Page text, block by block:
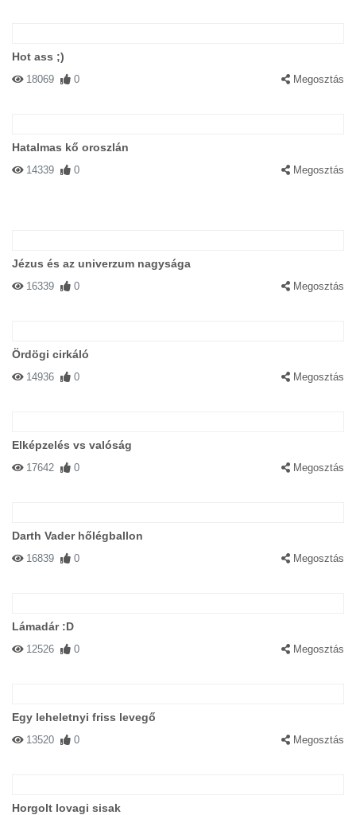
Hot ass ;)
18069 0 Megosztás
Hatalmas kő oroszlán
14339 0 Megosztás
Jézus és az univerzum nagysága
16339 0 Megosztás
Ördögi cirkáló
14936 0 Megosztás
Elképzelés vs valóság
17642 0 Megosztás
Darth Vader hőlégballon
16839 0 Megosztás
Lámadár :D
12526 0 Megosztás
Egy leheletnyi friss levegő
13520 0 Megosztás
Horgolt lovagi sisak